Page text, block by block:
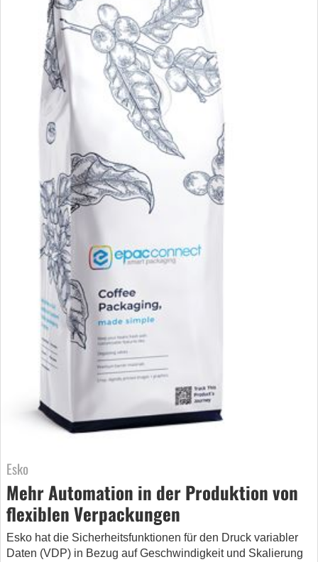
Esko
Mehr Automation in der Produktion von
flexiblen Verpackungen
Esko hat die Sicherheitsfunktionen für den Druck variabler
Daten (VDP) in Bezug auf Geschwindigkeit und Skalierung